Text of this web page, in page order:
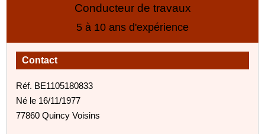
Conducteur de travaux
5 à 10 ans d'expérience
Contact
Réf. BE1105180833
Né le 16/11/1977
77860 Quincy Voisins